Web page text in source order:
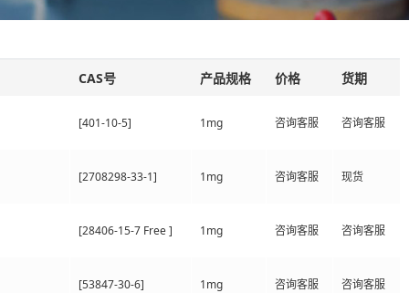
CAS号 产品规格 价格 货期
[401-10-5] 1mg 咨询客服 咨询客服
[2708298-33-1] 1mg 咨询客服 现货
[28406-15-7 Free ] 1mg 咨询客服 咨询客服
[53847-30-6] 1mg 咨询客服 咨询客服